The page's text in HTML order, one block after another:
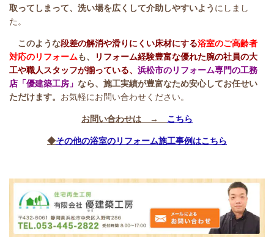
取ってしまって、洗い場を広くして介助しやすいよう にしまし
た。
このような段差の解消や滑りにくい床材にする浴室のご高齢者
対応のリフォームも、
リフォーム経験豊富な優れた腕の社員の大
工や職人スタッフが揃っている、 浜松市のリフォーム専門の工務
店「優建築工房」 なら、施工実績が豊富なため安心してお任せい
ただけます。 お気軽にお問い合わせください。
お問い合わせは → こちら
◆その他の浴室のリフォーム施工事例はこちら